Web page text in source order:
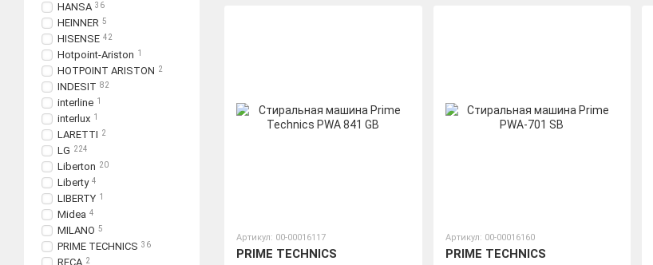
Артикул: 00-00016117
PRIME TECHNICS
Артикул: 00-00016160
PRIME TECHNICS
HANSA 36
HEINNER 5
HISENSE 42
Hotpoint-Ariston 1
HOTPOINT ARISTON 2
INDESIT 82
interline 1
interlux 1
LARETTI 2
LG 224
Liberton 20
Liberty 4
LIBERTY 1
Midea 4
MILANO 5
PRIME TECHNICS 36
RECA 2